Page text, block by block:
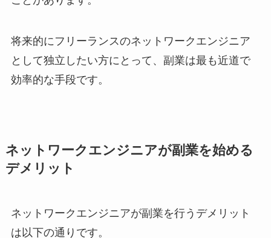
将来的にフリーランスのネットワークエンジニア
として独立したい方にとって、副業は最も近道で
効率的な手段です。
ネットワークエンジニアが副業を始める
デメリット
ネットワークエンジニアが副業を行うデメリット
は以下の通りです。